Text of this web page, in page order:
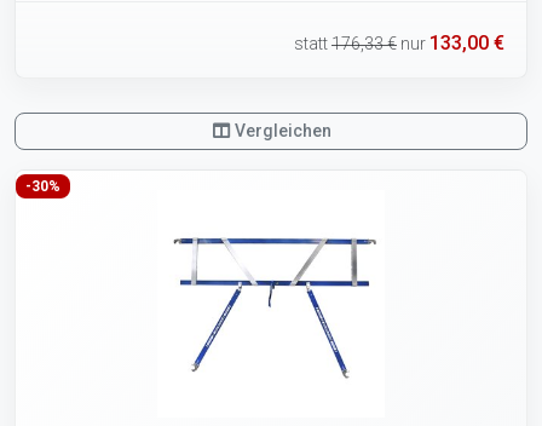
statt176,33 € nur 133,00 €
Vergleichen
-30%